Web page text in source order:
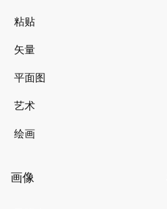
粘贴
矢量
平面图
艺术
绘画
画像